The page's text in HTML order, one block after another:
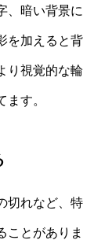
、暗い背景に
を加えると背
り視覚的な輪
す。
切れなど、特
ことがありま